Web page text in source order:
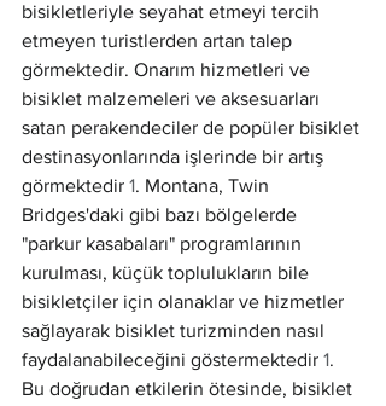
bisikletleriyle seyahat etmeyi tercih
etmeyen turistlerden artan talep
görmektedir. Onarım hizmetleri ve
bisiklet malzemeleri ve aksesuarları
satan perakendeciler de popüler bisiklet
destinasyonlarında işlerinde bir artış
görmektedir 1. Montana, Twin
Bridges'daki gibi bazı bölgelerde
"parkur kasabaları" programlarının
kurulması, küçük toplulukların bile
bisikletçiler için olanaklar ve hizmetler
sağlayarak bisiklet turizminden nasıl
faydalanabileceğini göstermektedir 1.
Bu doğrudan etkilerin ötesinde, bisiklet